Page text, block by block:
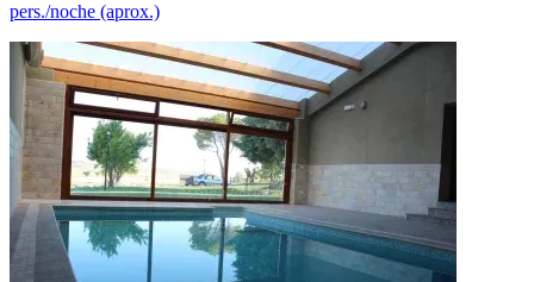
pers./noche (aprox.)